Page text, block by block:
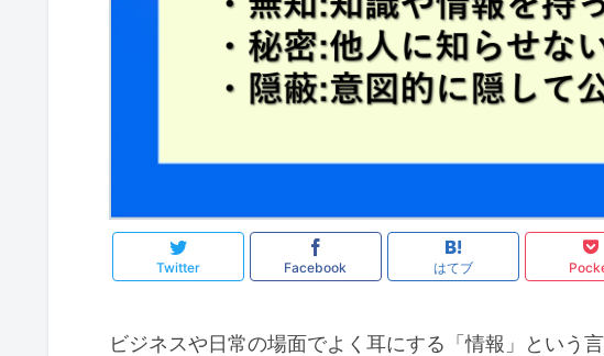
Twitter Facebook はてブ
ビジネスや日常の場面でよく耳にする「情報」という